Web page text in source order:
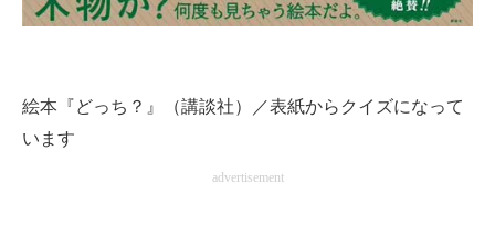
ITエンジニア向け専門サイト
IT製品の技術・比較・事例
絵本『どっち？』（講談社）／表紙からクイズになって
います
advertisement